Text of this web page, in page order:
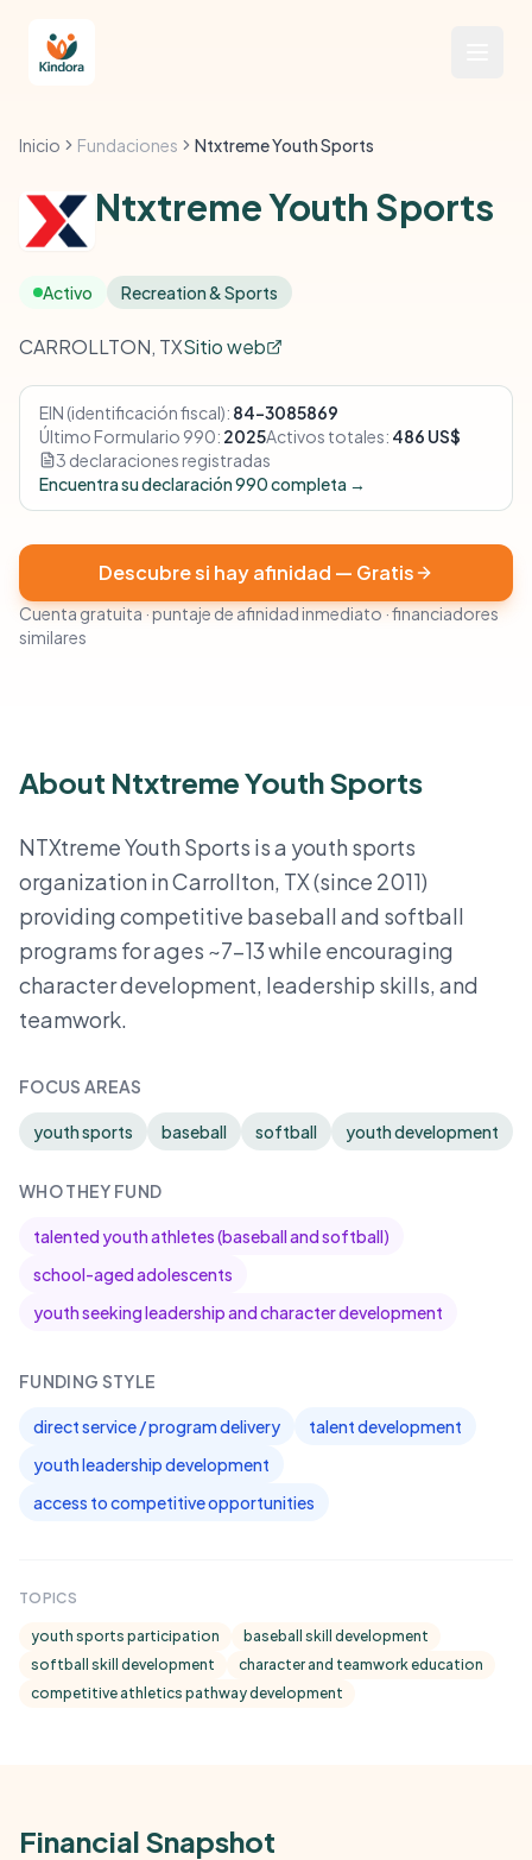
Inicio Fundaciones Ntxtreme Youth Sports
Ntxtreme Youth Sports
Activo Recreation & Sports
CARROLLTON, TXSitio web
EIN (identificación fiscal): 84-3085869
Último Formulario 990: 2025Activos totales: 486 US$
3 declaraciones registradas
Encuentra su declaración 990 completa →
Descubre si hay afinidad — Gratis
Cuenta gratuita · puntaje de afinidad inmediato · financiadores
similares
About Ntxtreme Youth Sports
NTXtreme Youth Sports is a youth sports
organization in Carrollton, TX (since 2011)
providing competitive baseball and softball
programs for ages ~7–13 while encouraging
character development, leadership skills, and
teamwork.
FOCUS AREAS
youth sports baseball softball youth development
WHO THEY FUND
talented youth athletes (baseball and softball)
school-aged adolescents
youth seeking leadership and character development
FUNDING STYLE
direct service / program delivery
talent development
youth leadership development
access to competitive opportunities
TOPICS
youth sports participation
baseball skill development
softball skill development
character and teamwork education
competitive athletics pathway development
Financial Snapshot